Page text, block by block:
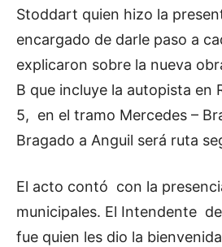
Stoddart quien hizo la
encargado de darle paso a
explicaron sobre la nueva
B que incluye la autopista en
5, en el tramo Mercedes –
Bragado a Anguil será ruta
El acto contó con la
municipales. El Intendente
fue quien les dio la